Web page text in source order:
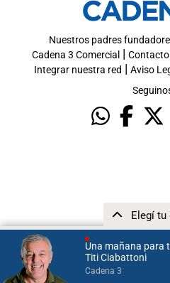
Una mañana para
Titi Ciabattoni
Cadena 3
Elegí
Nuestros padres
Cadena 3 Comercial | Contacto
Integrar nuestra red | Aviso